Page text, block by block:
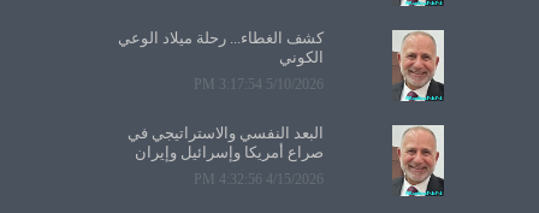
كشف الغطاء... رحلة ميلاد الوعي
الكوني
5/10/2026 3:17:54 PM
البعد النفسي والاستراتيجي في
صراع أمريكا وإسرائيل وإيران
4/15/2026 4:32:56 PM